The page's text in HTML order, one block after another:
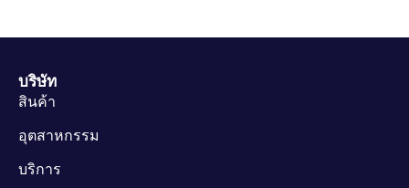
บริษัท
สินค้า
อุตสาหกรรม
บริการ